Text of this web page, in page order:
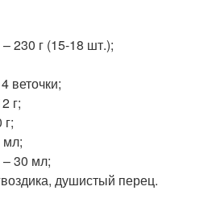
230 г (15-18 шт.);
веточки;
г;
мл;
– 30 мл;
душистый перец.